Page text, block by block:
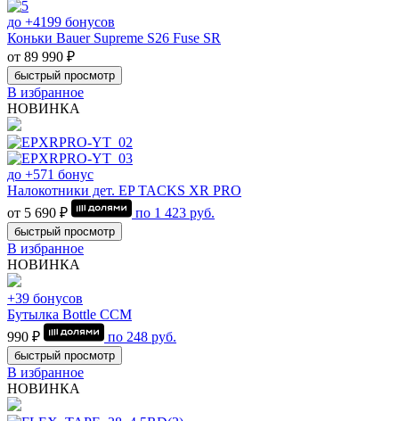
до +4199 бонусов
Коньки Bauer Supreme S26 Fuse SR
от 89 990 ₽
быстрый просмотр
В избранное
НОВИНКА
до +571 бонус
Налокотники дет. EP TACKS XR PRO
от 5 690 ₽
по 1 423 руб.
быстрый просмотр
В избранное
НОВИНКА
+39 бонусов
Бутылка Bottle CCM
990 ₽
по 248 руб.
быстрый просмотр
В избранное
НОВИНКА